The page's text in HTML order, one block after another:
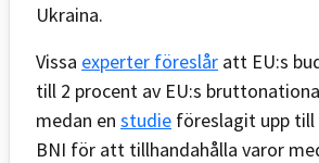
Ukraina.
Vissa experter föreslår att EU:s
till 2 procent av EU:s
medan en studie föreslagit upp till
BNI för att tillhandahålla varor